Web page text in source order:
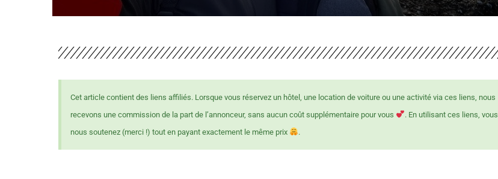
Cet article contient des liens affiliés. Lorsque vous réservez un hôtel, une location de voiture ou une activité via ces liens, nous
recevons une commission de la part de l’annonceur, sans aucun coût supplémentaire pour vous
. En utilisant ces liens, vous
nous soutenez (merci !) tout en payant exactement le même prix
.